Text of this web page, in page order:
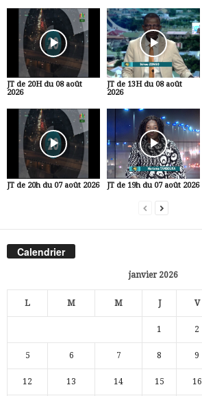
JT de 20H du 08 août
2026
JT de 13H du 08 août
2026
JT de 20h du 07 août 2026 JT de 19h du 07 août 2026
Calendrier
janvier 2026
L M M J V
1 2
5 6 7 8 9
12 13 14 15 16